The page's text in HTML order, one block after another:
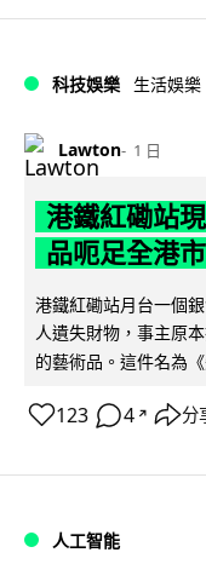
科技娛樂 生活娛樂
Lawton 1 日
港鐵紅磡站
品呃足全港
港鐵紅磡站月台一個
人遺失財物，事主原
的藝術品。這件名為
123 4 ↗ 分
人工智能